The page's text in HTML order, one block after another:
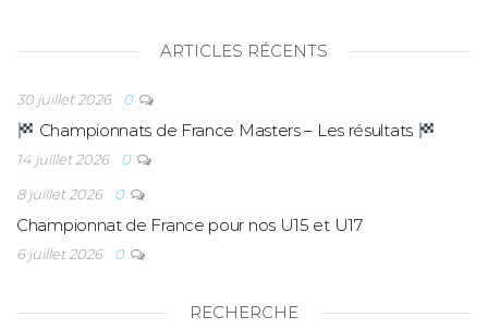
ARTICLES RÉCENTS
30 juillet 2026 0
Championnats de France Masters – Les résultats
14 juillet 2026
0
8 juillet 2026
0
Championnat de France pour nos U15 et U17
6 juillet 2026 0
RECHERCHE